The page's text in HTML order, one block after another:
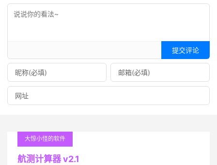
提交评论
大惊小怪的软件
航测计算器 v2.1